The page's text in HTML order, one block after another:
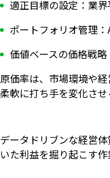
適正目標の設定：業
ポートフォリオ管理
価値ベースの価格戦
原価率は、市場環境や
柔軟に打ち手を変化させ
データドリブンな経営
いた利益を掘り起こす